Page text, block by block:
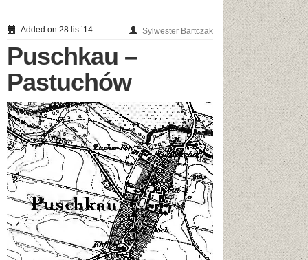
Added on 28 lis ’14 Sylwester Bartczak
Puschkau –
Pastuchów